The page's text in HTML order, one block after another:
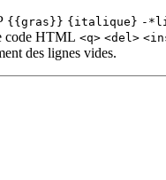
{{gras}} {italique} -
code HTML <q> <del>
des lignes vides.